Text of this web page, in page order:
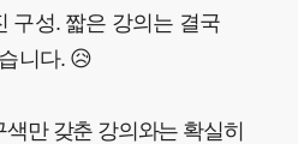
구성. 짧은 강의는 결국
니다. 😥
만 갖춘 강의와는 확실히